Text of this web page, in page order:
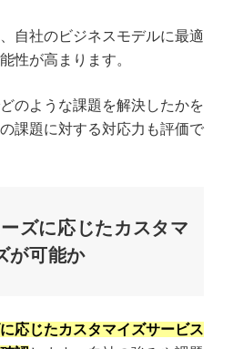
自社のビジネスモデルに最適
性が高まります。
のような課題を解決したかを
課題に対する対応力も評価で
ズに応じたカスタマ
が可能か
応じたカスタマイズサービス